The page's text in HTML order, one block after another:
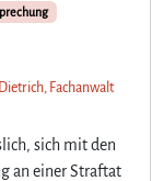
Fachanwalt
sich mit den
an einer Straftat